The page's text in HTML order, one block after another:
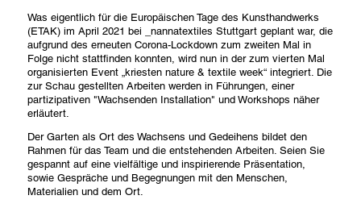
Was eigentlich für die Europäischen Tage des Kunsthandwerks
(ETAK) im April 2021 bei _nannatextiles Stuttgart geplant war, die
aufgrund des erneuten Corona-Lockdown zum zweiten Mal in
Folge nicht stattfinden konnten, wird nun in der zum vierten Mal
organisierten Event „kriesten nature & textile week“ integriert. Die
zur Schau gestellten Arbeiten werden in Führungen, einer
partizipativen "Wachsenden Installation" und Workshops näher
erläutert.
Der Garten als Ort des Wachsens und Gedeihens bildet den
Rahmen für das Team und die entstehenden Arbeiten. Seien Sie
gespannt auf eine vielfältige und inspirierende Präsentation,
sowie Gespräche und Begegnungen mit den Menschen,
Materialien und dem Ort.